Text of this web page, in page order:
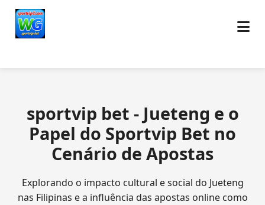
sportvip bet - Jueteng e o
Papel do Sportvip Bet no
Cenário de Apostas
Explorando o impacto cultural e social do Jueteng
nas Filipinas e a influência das apostas online como